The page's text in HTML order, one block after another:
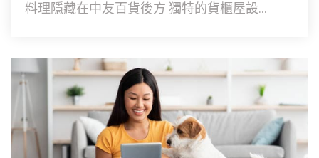
料理隱藏在中友百貨後方 獨特的貨櫃屋設...